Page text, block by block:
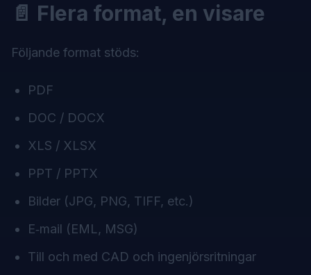
📄 Flera format, en visare
Följande format stöds:
PDF
DOC / DOCX
XLS / XLSX
PPT / PPTX
Bilder (JPG, PNG, TIFF, etc.)
E‑mail (EML, MSG)
Till och med CAD och ingenjörsritningar